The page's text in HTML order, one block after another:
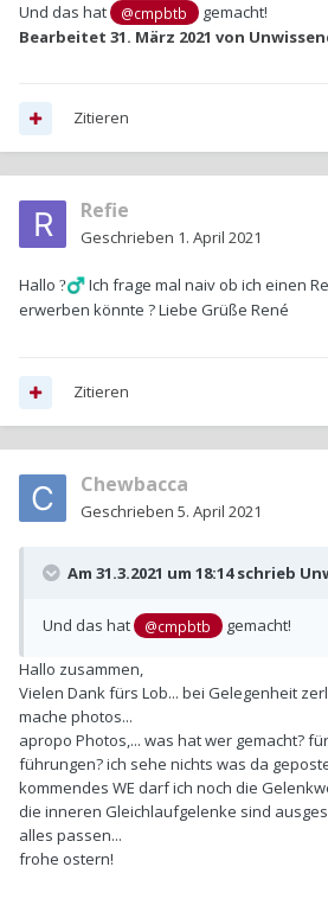
Und das hat @cmpbtb
gemacht!
Bearbeitet 31. März 2021 von
Zitieren
Refie
Geschrieben 1. April 2021
Hallo ?‍♂️ Ich frage mal naiv ob ich einen
erwerben könnte ? Liebe Grüße René
Zitieren
Chewbacca
Geschrieben 5. April 2021
Am 31.3.2021 um 18:14 schrieb
Und das hat @cmpbtb gemacht!
Hallo zusammen,
Vielen Dank fürs Lob... bei Gelegenheit
mache photos...
apropo Photos,... was hat wer gemacht?
führungen? ich sehe nichts was da
kommendes WE darf ich noch die
die inneren Gleichlaufgelenke sind
alles passen...
frohe ostern!